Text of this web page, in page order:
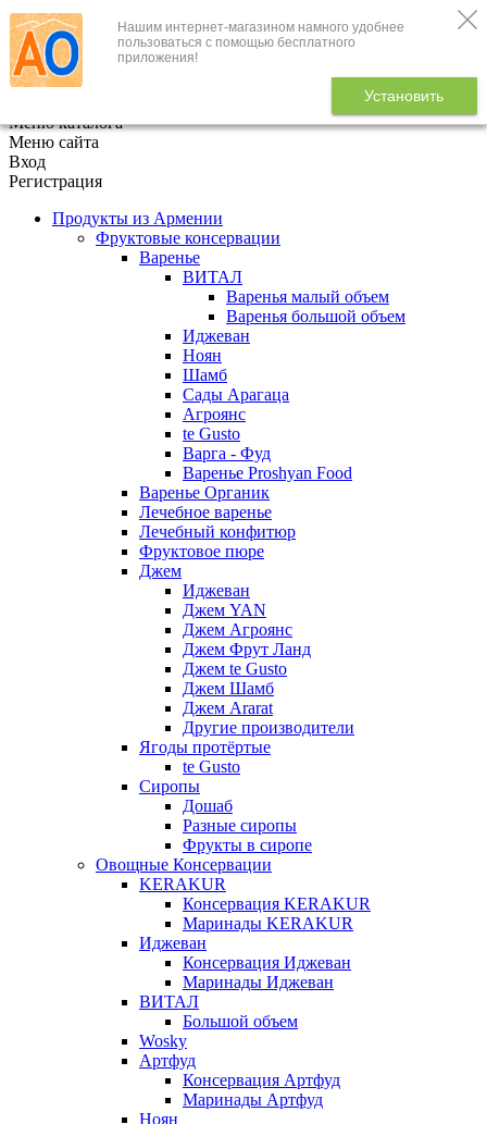
Нашим интернет-магазином намного удобнее
пользоваться с помощью бесплатного
приложения!
Установить
+7 (495) 646-888-1
В корзине
Меню каталога
Меню сайта
Вход
Регистрация
Продукты из Армении
Фруктовые консервации
Варенье
ВИТАЛ
Варенья малый объем
Варенья большой объем
Иджеван
Ноян
Шамб
Сады Арагаца
Агроянс
te Gusto
Варга - Фуд
Варенье Proshyan Food
Варенье Органик
Лечебное варенье
Лечебный конфитюр
Фруктовое пюре
Джем
Иджеван
Джем YAN
Джем Агроянс
Джем Фрут Ланд
Джем te Gusto
Джем Шамб
Джем Ararat
Другие производители
Ягоды протёртые
te Gusto
Сиропы
Дошаб
Разные сиропы
Фрукты в сиропе
Овощные Консервации
KERAKUR
Консервация KERAKUR
Маринады KERAKUR
Иджеван
Консервация Иджеван
Маринады Иджеван
ВИТАЛ
Большой объем
Wosky
Артфуд
Консервация Артфуд
Маринады Артфуд
Ноян